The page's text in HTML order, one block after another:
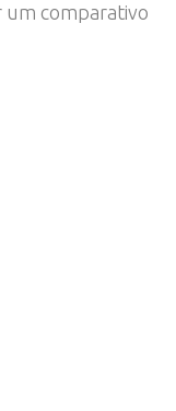
um comparativo